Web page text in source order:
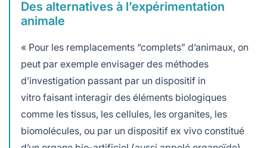
Des alternatives à l’expérimentation
animale
« Pour les remplacements “complets” d’animaux, on
peut par exemple envisager des méthodes
d’investigation passant par un dispositif in
vitro faisant interagir des éléments biologiques
comme les tissus, les cellules, les organites, les
biomolécules, ou par un dispositif ex vivo constitué